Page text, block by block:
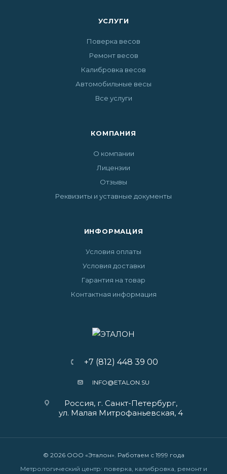
УСЛУГИ
Поверка весов
Ремонт весов
Калибровка весов
Автомобильные весы
Все услуги
КОМПАНИЯ
О компании
Лицензии
Отзывы
Реквизиты и уставные документы
ИНФОРМАЦИЯ
Условия оплаты
Условия доставки
Гарантия на товар
Контактная информация
+7 (812) 448 39 00
INFO@ETALON.SU
Россия, г. Санкт-Петербург,
ул. Малая Митрофаньевская, 4
© 2026 ООО «Эталон». Работаем с 1999 года
Метрологический центр: поверка, калибровка, ремонт и